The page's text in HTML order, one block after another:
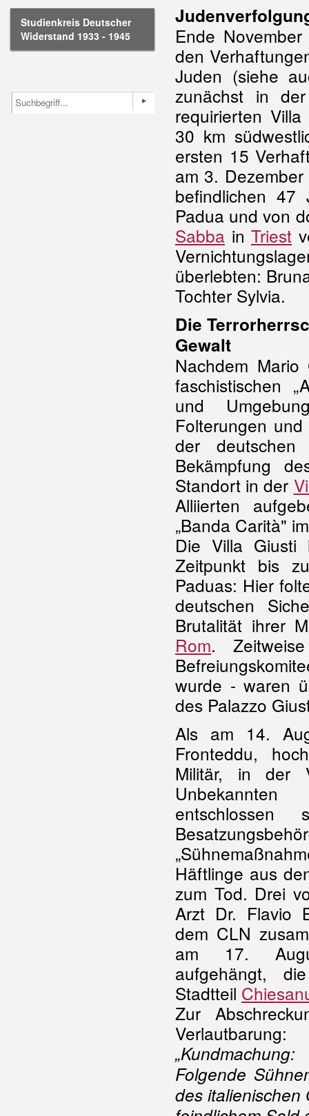
Studienkreis Deutscher
Widerstand 1933 - 1945
Ende
den
Juden (siehe
zunächst in
requirierten
30 km
ersten 15
am 3.
befindlichen 47
Padua und von
Sabba in Triest
überlebten:
Tochter Sylvia.
Die
Gewalt
Nachdem
faschistischen
und
Folterungen
der
Bekämpfung
Standort in der
Alliierten
„Banda Carità"
Die Villa
Zeitpunkt bis
Paduas: Hier
deutschen
Brutalität ihrer
Rom.
wurde - waren
des Palazzo
Als am 14.
Fronteddu,
Militär, in der
Häftlinge aus
zum Tod. Drei
Arzt Dr. Flavio
dem CLN
am 17.
aufgehängt,
Stadtteil
Zur
Verlautbarung:
„Kundmachung:
Folgende
des italienischen